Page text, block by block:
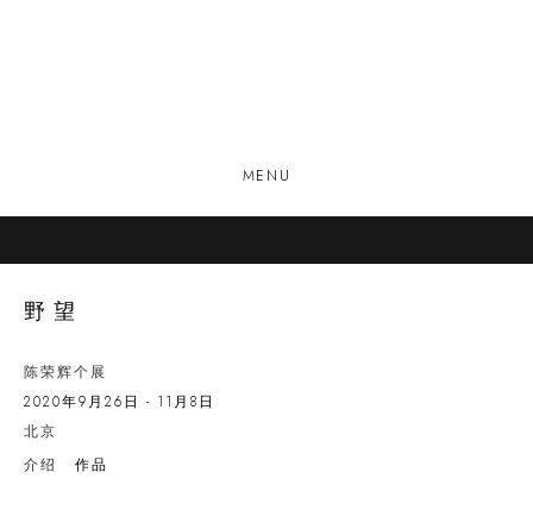
MENU
野望
陈荣辉个展
2020年9月26日 - 11月8日
北京
介绍
作品